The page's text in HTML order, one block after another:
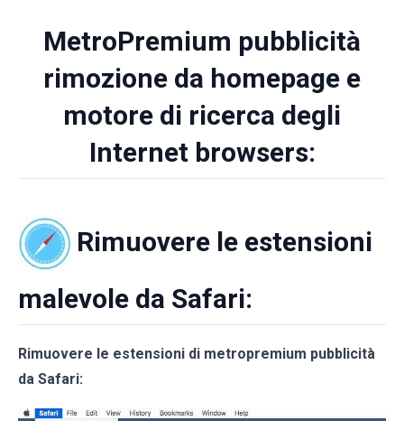
MetroPremium pubblicità
rimozione da homepage e
motore di ricerca degli
Internet browsers:
Rimuovere le estensioni
malevole da Safari:
Rimuovere le estensioni di metropremium pubblicità
da Safari: